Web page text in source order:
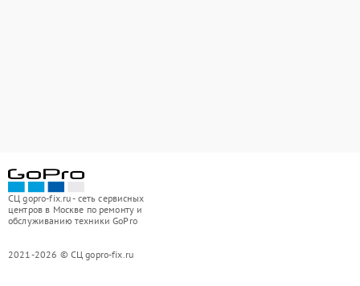
СЦ gopro-fix.ru - сеть сервисных
центров в Москве по ремонту и
обслуживанию техники GoPro
2021-2026 © СЦ gopro-fix.ru